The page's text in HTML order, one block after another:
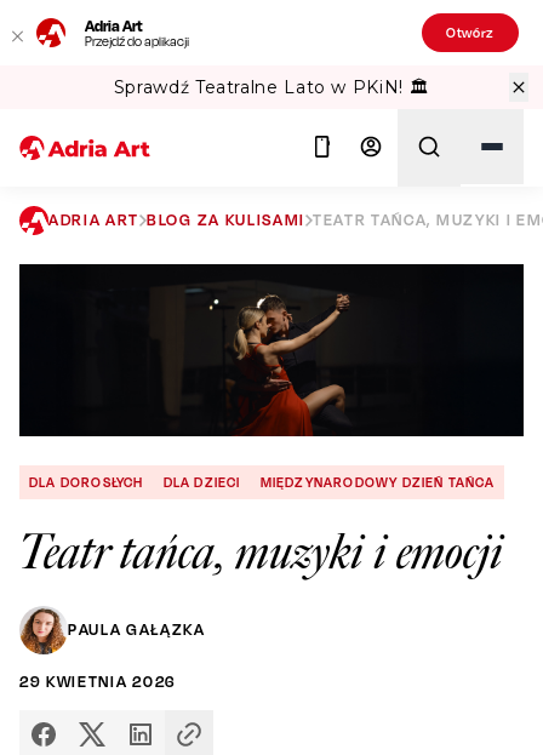
Adria Art
Przejdź do aplikacji Otwórz
Gipsy Kings w TAURON Arena Kraków!
ADRIA ART BLOG ZA KULISAMI TEATR TAŃCA, MUZYKI I
DLA DOROSŁYCH DLA DZIECI MIĘDZYNARODOWY DZIEŃ TAŃCA
Teatr tańca, muzyki i emocji
PAULA GAŁĄZKA
29 KWIETNIA 2026